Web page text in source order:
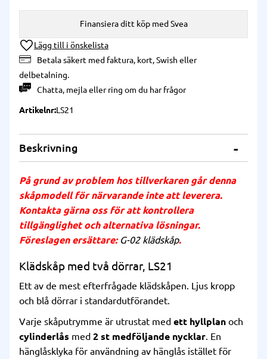
Lägg till i önskelista
Betala säkert med faktura, kort, Swish eller
delbetalning.
Chatta, mejlaellerring om du har frågor
Finansiera ditt köp med Svea
Artikelnr LS21
Beskrivning
På grund av problem hos tillverkaren går denna
skåpmodell för närvarande inte att leverera.
Kontakta gärna oss för att kontrollera
tillgänglighet och alternativa lösningar.
Föreslagen ersättare: G-02 klädskåp.
Klädskåp med två dörrar, LS21
Ett av de mest efterfrågade klädskåpen. Ljus kropp
och blå dörrar i standardutförandet.
Varje skåputrymme är utrustat med ett hyllplan och
cylinderlås med 2 st medföljande nycklar. En
hänglåsklyka för användning av hänglås istället för